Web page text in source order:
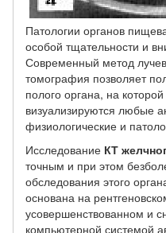
Патологии органов
особой тщательности и
Современный метод
томография позволяет
полого органа, на
визуализируются любые
физиологические и
Исследование КТ
точным и при этом
обследования этого
основана на
усовершенствованном и
компьютерной системой